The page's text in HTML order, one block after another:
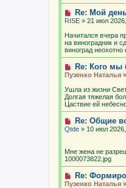
Re: Мой
RISE » 21 июл
Начитался вчера
на виноградник и
виноград неохотно
Re: Кого мы
Пузенко Наталья
Ушла из жизни
Долгая тяжелая
Цаствие ей
Re: Общие
Qtde » 10 июл
Мне жена не
1000073822.jpg
Re:
Пузенко Наталья